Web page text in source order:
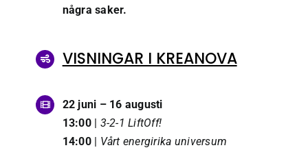
några saker.
VISNINGAR I KREANOVA
22 juni – 16 augusti
13:00|
3-2-1 LiftOff!
14:00|
Vårt energirika universum